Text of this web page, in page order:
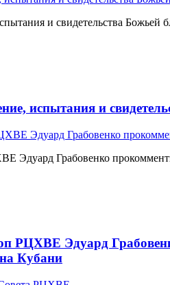
и свидетельства Божьей
испытания и
Эдуард Грабовенко
РЦХВЕ Эдуард
Кубани